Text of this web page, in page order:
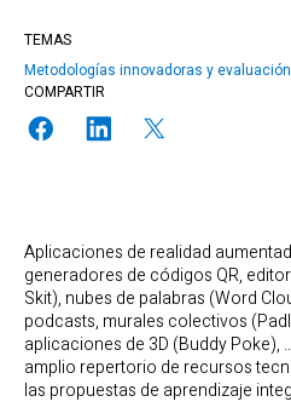
TEMAS
Metodologías innovadoras y
COMPARTIR
Aplicaciones de realidad
generadores de códigos QR,
Skit), nubes de palabras (Word
podcasts, murales colectivos
aplicaciones de 3D (Buddy Poke),
amplio repertorio de recursos
las propuestas de aprendizaje